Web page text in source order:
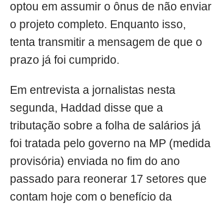
optou em assumir o ônus de não enviar
o projeto completo. Enquanto isso,
tenta transmitir a mensagem de que o
prazo já foi cumprido.
Em entrevista a jornalistas nesta
segunda, Haddad disse que a
tributação sobre a folha de salários já
foi tratada pelo governo na MP (medida
provisória) enviada no fim do ano
passado para reonerar 17 setores que
contam hoje com o benefício da